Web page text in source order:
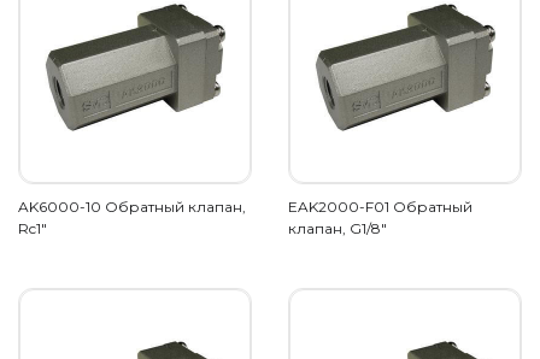
AK6000-10 Обратный клапан,
Rc1"
EAK2000-F01 Обратный
клапан, G1/8"